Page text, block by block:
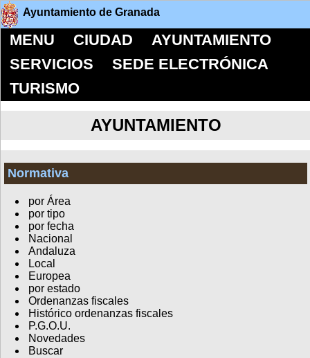
Ayuntamiento de Granada
MENU CIUDAD
AYUNTAMIENTO
SERVICIOS
SEDE ELECTRÓNICA
TURISMO
AYUNTAMIENTO
Normativa
por Área
por tipo
por fecha
Nacional
Andaluza
Local
Europea
por estado
Ordenanzas fiscales
Histórico ordenanzas fiscales
P.G.O.U.
Novedades
Buscar